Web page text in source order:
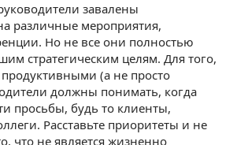
завалены
различные мероприятия,
Но не все они полностью
стратегическим целям. Для того,
продуктивными (а не просто
должны понимать, когда
просьбы, будь то клиенты,
Расставьте приоритеты и не
что не является жизненно